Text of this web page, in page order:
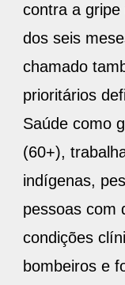
contra a
dos seis
chamado
prioritários
Saúde como
(60+),
indígenas,
pessoas com
condições
bombeiros e